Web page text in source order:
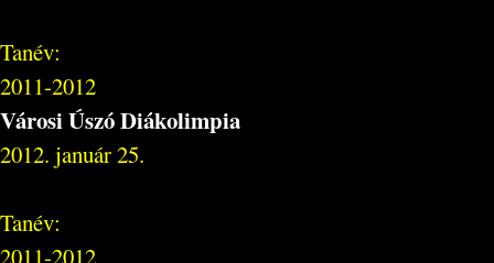
Tanév:
2011-2012
Városi Úszó Diákolimpia
2012. január 25.
Tanév:
2011-2012